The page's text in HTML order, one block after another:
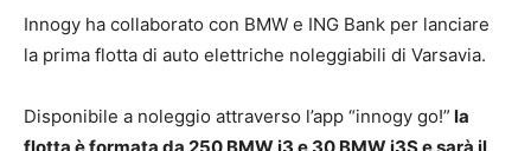
Innogy ha collaborato con BMW e ING Bank per lanciare
la prima flotta di auto elettriche noleggiabili di Varsavia.
Disponibile a noleggio attraverso l’app “innogy go!” la